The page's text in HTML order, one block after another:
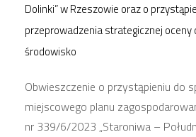
Dolinki” w Rzeszowie oraz o
przeprowadzenia strategicznej oceny
środowisko
Obwieszczenie o przystąpieniu do
miejscowego planu
nr 339/6/2023 „Staroniwa –